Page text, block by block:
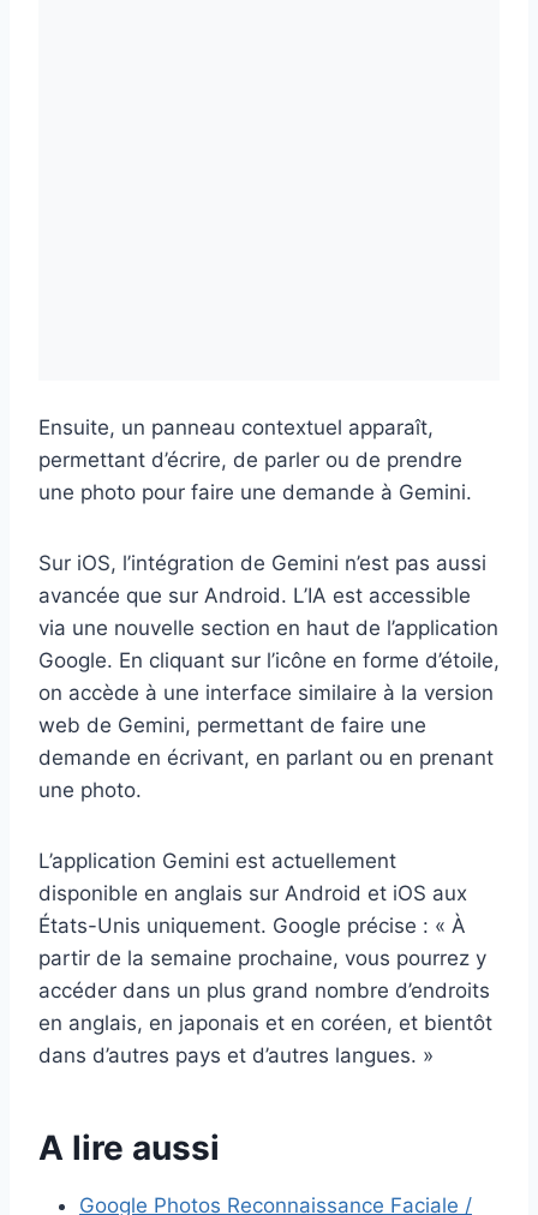
Ensuite, un panneau contextuel apparaît,
permettant d’écrire, de parler ou de prendre
une photo pour faire une demande à Gemini.
Sur iOS, l’intégration de Gemini n’est pas aussi
avancée que sur Android. L’IA est accessible
via une nouvelle section en haut de l’application
Google. En cliquant sur l’icône en forme d’étoile,
on accède à une interface similaire à la version
web de Gemini, permettant de faire une
demande en écrivant, en parlant ou en prenant
une photo.
L’application Gemini est actuellement
disponible en anglais sur Android et iOS aux
États-Unis uniquement. Google précise : « À
partir de la semaine prochaine, vous pourrez y
accéder dans un plus grand nombre d’endroits
en anglais, en japonais et en coréen, et bientôt
dans d’autres pays et d’autres langues. »
A lire aussi
Google Photos Reconnaissance Faciale /